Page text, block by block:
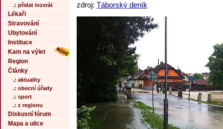
.: přidat inzerát
Lékaři
Stravování
Ubytování
Instituce
Kam na výlet
Region
Články
.: aktuality
.: obecní úřady
.: sport
.: z regionu
Diskusní fórum
Mapa a ulice
zdroj: Táborský deník